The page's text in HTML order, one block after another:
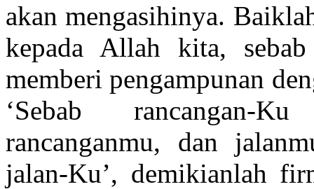
akan mengasihinya.
kepada Allah kita,
memberi pengampunan
‘Sebab rancangan-
rancanganmu, dan
jalan-Ku’, demikianlah